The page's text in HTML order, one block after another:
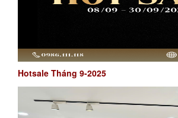
Hotsale Tháng 9-2025